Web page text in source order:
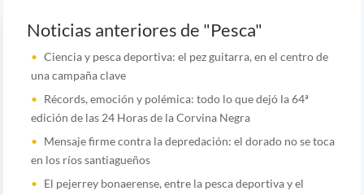
Noticias anteriores de "Pesca"
Ciencia y pesca deportiva: el pez guitarra, en el centro de
una campaña clave
Récords, emoción y polémica: todo lo que dejó la 64ª
edición de las 24 Horas de la Corvina Negra
Mensaje firme contra la depredación: el dorado no se toca
en los ríos santiagueños
El pejerrey bonaerense, entre la pesca deportiva y el